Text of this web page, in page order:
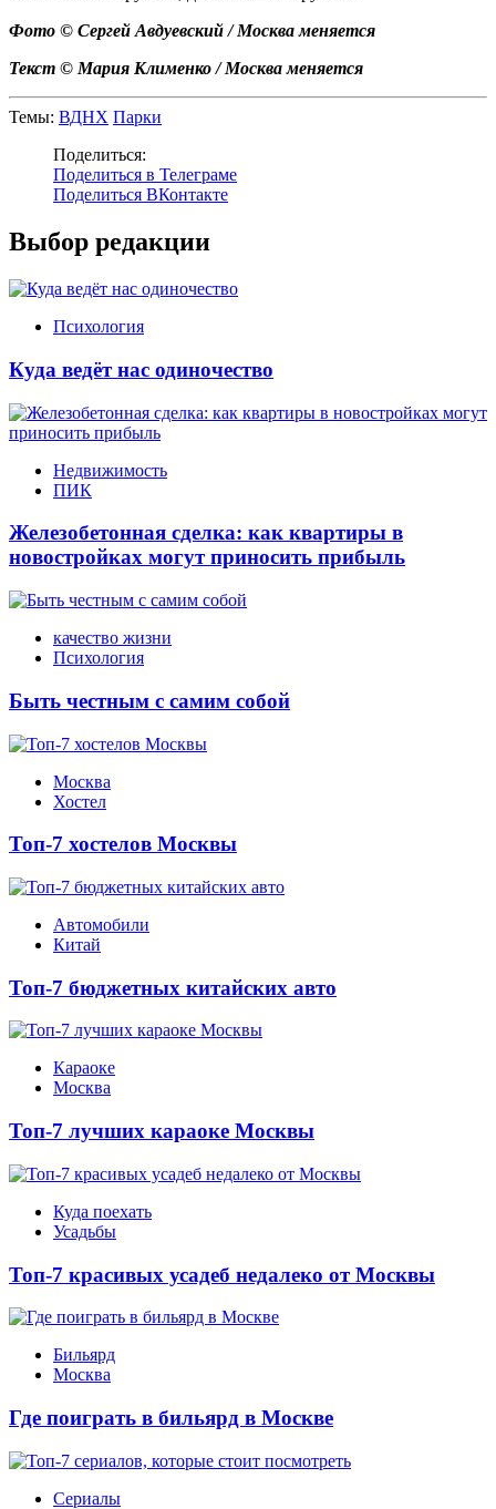
Фото © Сергей Авдуевский / Москва меняется
Текст © Мария Клименко / Москва меняется
Темы: ВДНХ Парки
Поделиться:
Поделиться в Телеграме
Поделиться ВКонтакте
Выбор редакции
Психология
Куда ведёт нас одиночество
Недвижимость
ПИК
Железобетонная сделка: как квартиры в
новостройках могут приносить прибыль
качество жизни
Психология
Быть честным с самим собой
Москва
Хостел
Топ-7 хостелов Москвы
Автомобили
Китай
Топ-7 бюджетных китайских авто
Караоке
Москва
Топ-7 лучших караоке Москвы
Куда поехать
Усадьбы
Топ-7 красивых усадеб недалеко от Москвы
Бильярд
Москва
Где поиграть в бильярд в Москве
Сериалы